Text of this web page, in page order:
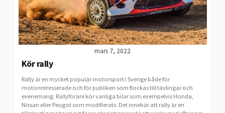
mars 7, 2022
Kör rally
Rally är en mycket populär motorsport i Sverige både för
motorintresserade och för publiken som flockas till tävlingar och
evenemang. Rallyförare kör vanliga bilar som exempelvis Honda,
Nissan eller Peugot som modifierats. Det innebär att rally är en